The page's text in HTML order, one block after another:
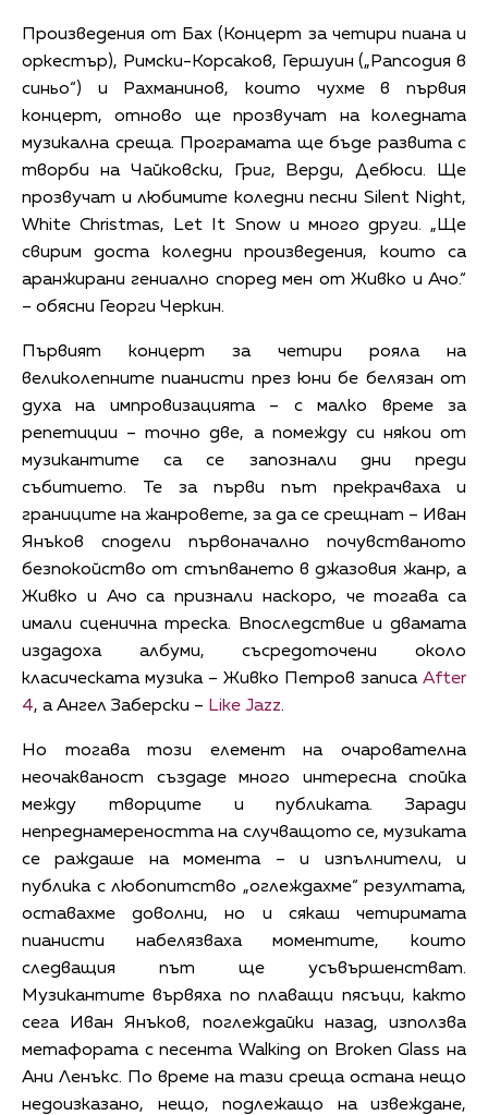
Произведения от Бах (Концерт за четири пиана и
оркестър), Римски-Корсаков, Гершуин („Рапсодия в
синьо“) и Рахманинов, които чухме в първия
концерт, отново ще прозвучат на коледната
музикална среща. Програмата ще бъде развита с
творби на Чайковски, Григ, Верди, Дебюси. Ще
прозвучат и любимите коледни песни Silent Night,
White Christmas, Let It Snow и много други. „Ще
свирим доста коледни произведения, които са
аранжирани гениално според мен от Живко и Ачо.“
– обясни Георги Черкин.
Първият концерт за четири рояла на
великолепните пианисти през юни бе белязан от
духа на импровизацията – с малко време за
репетиции – точно две, а помежду си някои от
музикантите са се запознали дни преди
събитието. Те за първи път прекрачваха и
границите на жанровете, за да се срещнат – Иван
Янъков сподели първоначално почувстваното
безпокойство от стъпването в джазовия жанр, а
Живко и Ачо са признали наскоро, че тогава са
имали сценична треска. Впоследствие и двамата
издадоха албуми, съсредоточени около
класическата музика – Живко Петров записа After
4, а Ангел Заберски – Like Jazz.
Но тогава този елемент на очарователна
неочакваност създаде много интересна спойка
между творците и публиката. Заради
непреднамереността на случващото се, музиката
се раждаше на момента – и изпълнители, и
публика с любопитство „оглеждахме“ резултата,
оставахме доволни, но и сякаш четиримата
пианисти набелязваха моментите, които
следващия път ще усъвършенстват.
Музикантите вървяха по плаващи пясъци, както
сега Иван Янъков, поглеждайки назад, използва
метафората с песента Walking on Broken Glass на
Ани Ленъкс. По време на тази среща остана нещо
недоизказано, нещо, подлежащо на извеждане,